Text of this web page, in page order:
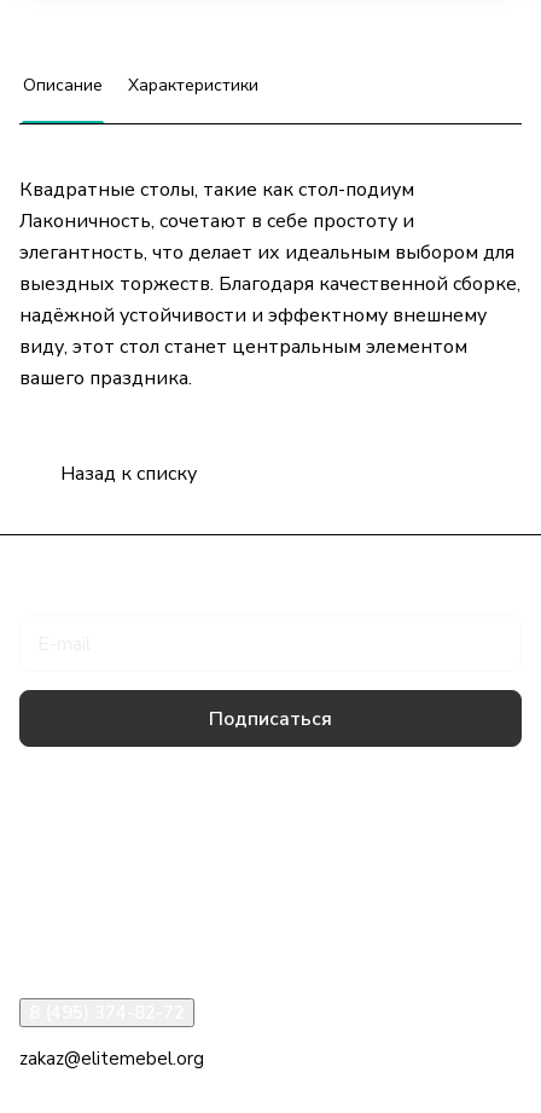
Описание Характеристики
Квадратные столы, такие как стол-подиум
Лаконичность, сочетают в себе простоту и
элегантность, что делает их идеальным выбором для
выездных торжеств. Благодаря качественной сборке,
надёжной устойчивости и эффектному внешнему
виду, этот стол станет центральным элементом
вашего праздника.
Назад к списку
Подписаться
zakaz@elitemebel.org